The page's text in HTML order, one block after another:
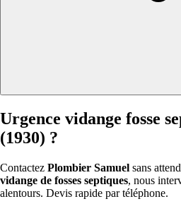
Urgence vidange fosse
(1930) ?
Contactez Plombier Samuel sans
vidange de fosses septiques, nous
alentours. Devis rapide par téléphone.